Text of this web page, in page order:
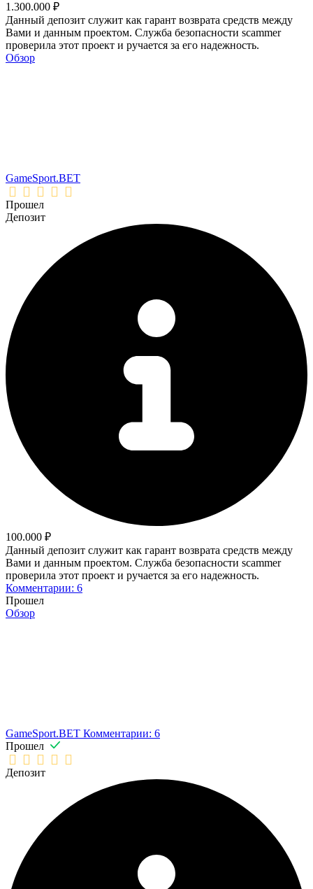
1.300.000 ₽
Данный депозит служит как гарант возврата средств между
Вами и данным проектом. Служба безопасности scammer
проверила этот проект и ручается за его надежность.
Обзор
GameSport.BET
Прошел
Депозит
100.000 ₽
Данный депозит служит как гарант возврата средств между
Вами и данным проектом. Служба безопасности scammer
проверила этот проект и ручается за его надежность.
Комментарии: 6
Прошел
Обзор
GameSport.BET Комментарии: 6
Прошел
Депозит